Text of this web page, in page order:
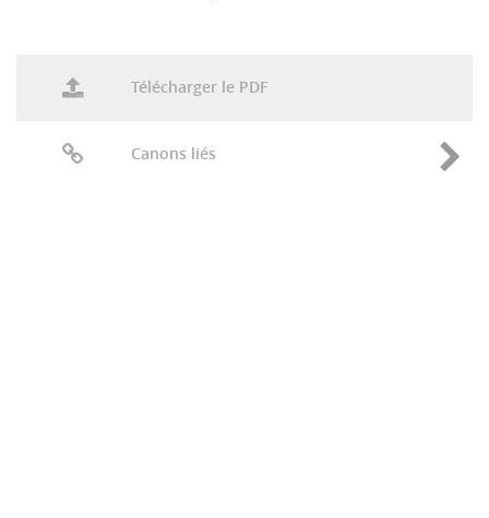
Télécharger le PDF
Canons liés